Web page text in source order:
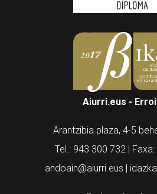
Aiurri.eus -
Arantzibia plaza, 4-5
Tel.: 943 300 732 |
andoain@aiurri.eus |